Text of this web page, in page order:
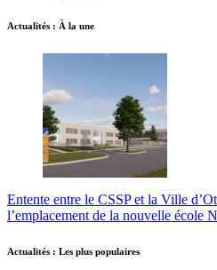
Actualités : À la une
Entente entre le CSSP et la Ville
l’emplacement de la nouvelle école
Actualités : Les plus populaires